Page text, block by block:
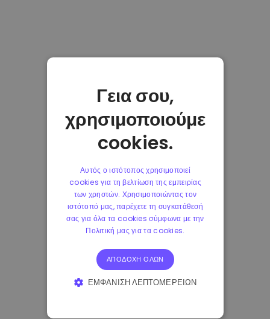
Γεια σου,
χρησιμοποιούμε
cookies.
Αυτός ο ιστότοπος χρησιμοποιεί
cookies για τη βελτίωση της εμπειρίας
των χρηστών. Χρησιμοποιώντας τον
ιστότοπό μας, παρέχετε τη συγκατάθεσή
σας για όλα τα cookies σύμφωνα με την
Πολιτική μας για τα cookies.
ΑΠΟΔΟΧΉ ΌΛΩΝ
ΕΜΦΆΝΙΣΗ ΛΕΠΤΟΜΕΡΕΙΏΝ